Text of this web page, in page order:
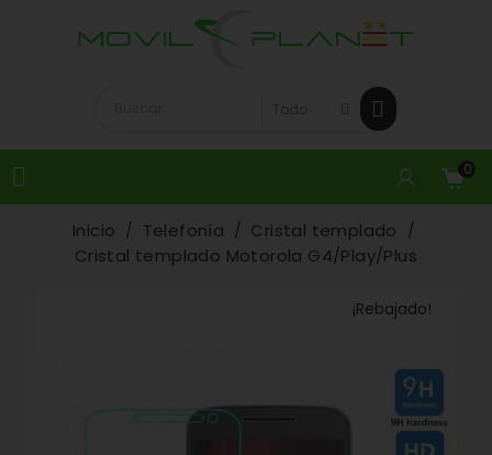
 0
Inicio Telefonía
Cristal templado
Cristal templado Motorola G4/Play/Plus
¡Rebajado!